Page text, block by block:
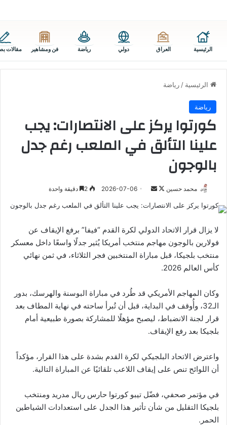
الرئيسية العراق دولي رياضة فن ومشاهير مقالات
الرئيسية / رياضة
رياضة
كورتوا يركز على الانتصارات: يجب
علينا التألق في الملعب رغم جدل
بالوجون
محمد حسين
تابعأرسل 2026-07-06 دقيقة واحدة
لا يزال قرار الاتحاد الدولي لكرة القدم “فيفا” برفع الإيقاف عن
فولارين بالوجون مهاجم منتخب أمريكا يُثير جدلًا واسعًا داخل معسكر
منتخب بلجيكا، قبل مباراة المنتخبين فجر الثلاثاء، في ثمن نهائي
كأس العالم 2026.
وكان المهاجم الأمريكي قد طُرد في مباراة البوسنة والهرسك، بدور
الـ32، وأُوقف في البداية، قبل أن تُبرأ ساحته في نهاية المطاف بعد
قرار لجنة الانضباط، ليصبح مؤهلًا للمشاركة بصورة طبيعية أمام
بلجيكا بعد رفع الإيقاف.
واعترض الاتحاد البلجيكي لكرة القدم بشدة على هذا القرار، مؤكداً
أن اللوائح تنص على إيقاف اللاعب تلقائيًا عن المباراة التالية.
في مؤتمر صحفي، فضّل تيبو كورتوا حارس ريال مدريد ومنتخب
بلجيكا التقليل من شأن تأثير هذا الجدل على استعدادات الشياطين
الحمر.